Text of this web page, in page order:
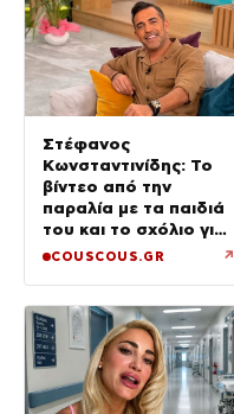
Στέφανος
Κωνσταντινίδης: Το
βίντεο από την
παραλία με τα παιδιά
του και το σχόλιο για
την ηλικία του
COUSCOUS.GR ↗